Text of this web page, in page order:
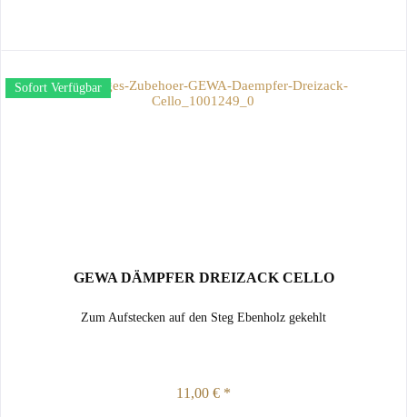
Sofort Verfügbar
GEWA DÄMPFER DREIZACK CELLO
Zum Aufstecken auf den Steg Ebenholz gekehlt
11,00 € *